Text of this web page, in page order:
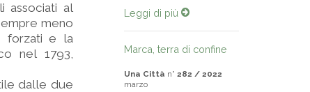
associati al
meno
forzati e la
nel 1793,
dalle due
Leggi di più
Marca, terra di confine
Una Città n° 282 / 2022
marzo